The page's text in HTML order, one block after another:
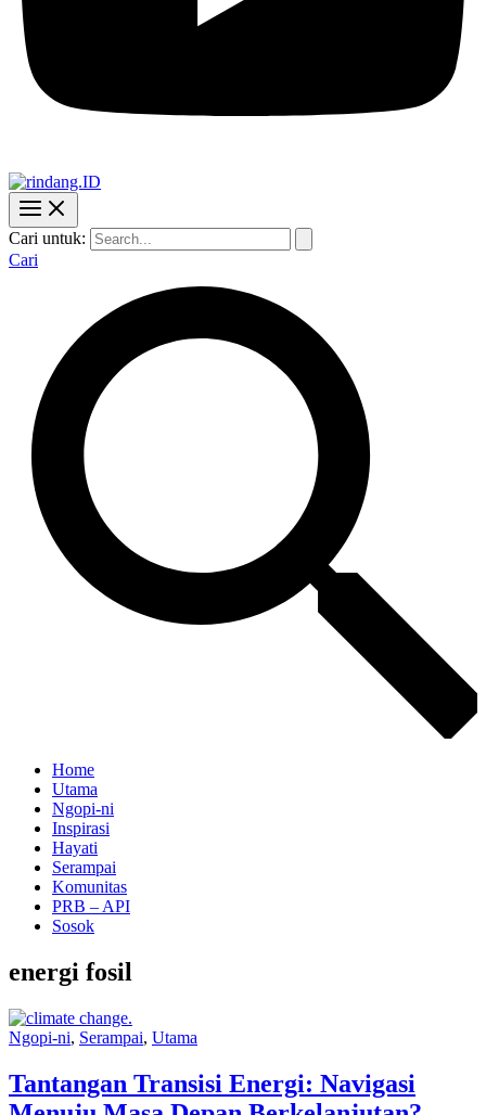
Cari untuk:
Cari
Home
Utama
Ngopi-ni
Inspirasi
Hayati
Serampai
Komunitas
PRB – API
Sosok
energi fosil
Ngopi-ni, Serampai, Utama
Tantangan Transisi Energi: Navigasi